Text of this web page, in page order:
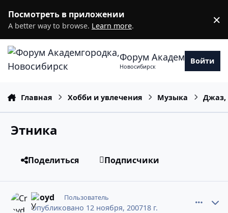
Посмотреть в приложении
A better way to browse. Learn more. ×
Форум Академгородка
Новосибирск
Войти
Главная Хобби и увлечения Музыка Джаз,
Этника
Поделиться Подписчики
Croyd Пользователь
Опубликовано 12 ноября, 200718 г.